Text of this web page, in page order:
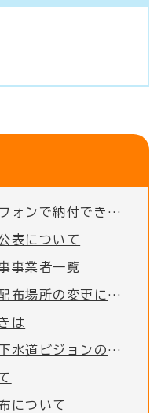
水道料金等がスマートフォンで納付できます
表について
事業者一覧
『マンホールカード』配布場所の変更について
は
紋別市水道ビジョン・下水道ビジョンの改定について
について